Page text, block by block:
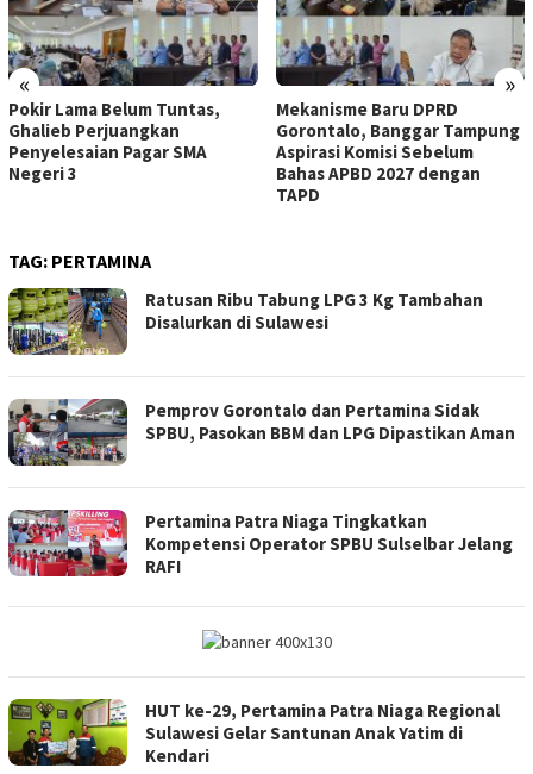
« »
Pokir Lama Belum Tuntas,
Ghalieb Perjuangkan
Penyelesaian Pagar SMA
Negeri 3
Mekanisme Baru DPRD
Gorontalo, Banggar Tampung
Aspirasi Komisi Sebelum
Bahas APBD 2027 dengan
TAPD
TAG: PERTAMINA
Ratusan Ribu Tabung LPG 3 Kg Tambahan
Disalurkan di Sulawesi
Pemprov Gorontalo dan Pertamina Sidak
SPBU, Pasokan BBM dan LPG Dipastikan Aman
Pertamina Patra Niaga Tingkatkan
Kompetensi Operator SPBU Sulselbar Jelang
RAFI
HUT ke-29, Pertamina Patra Niaga Regional
Sulawesi Gelar Santunan Anak Yatim di
Kendari